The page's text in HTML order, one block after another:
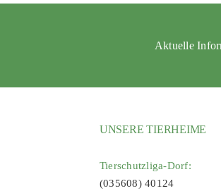
Aktuelle
UNSERE TIERHEIME
Tierschutzliga-Dorf:
(035608) 40124